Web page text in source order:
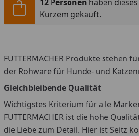
12 Personen haben
Kurzem gekauft.
FUTTERMACHER Produkte stehen
der Rohware für Hunde- und
Gleichbleibende Qualität
Wichtigstes Kriterium für alle
FUTTERMACHER ist die hohe
die Liebe zum Detail. Hier ist Seitz